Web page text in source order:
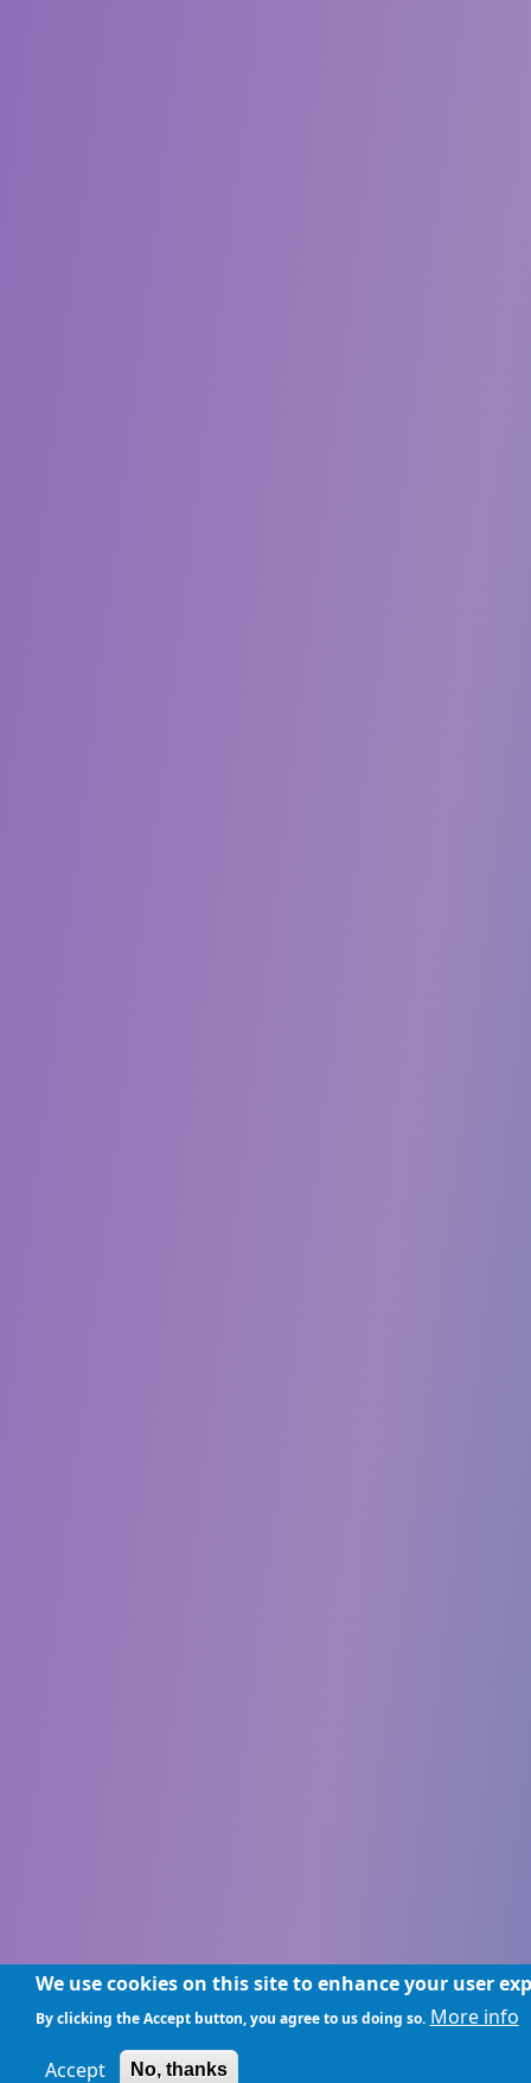
We use cookies on this site to enhance your user
By clicking the Accept button, you agree to us doing so. More info
Accept No, thanks